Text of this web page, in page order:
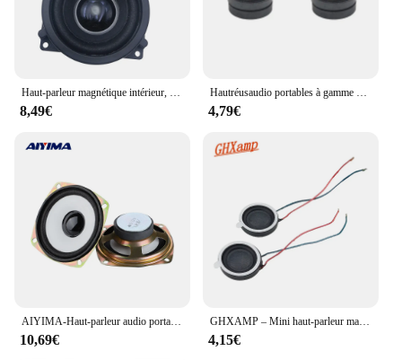
8,49€ 4,79€
10,69€
GHXAMP – Mini haut-parleur magnétique interne, 20mm, 4ohm, 2W, unité multimédia, réparation de Film composite, petites pièces Audio, 630Hz-20KHz
4,15€